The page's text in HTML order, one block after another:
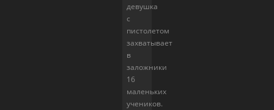
девушка
с
пистолетом
захватывает
в
заложники
16
маленьких
учеников.